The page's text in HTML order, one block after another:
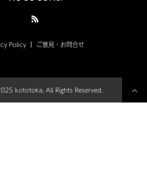
Policy ご意見・お問合せ
kototoka. All Rights Reserved.